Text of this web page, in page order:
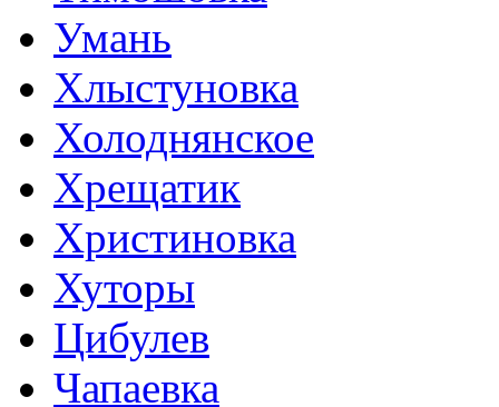
Умань
Хлыстуновка
Холоднянское
Хрещатик
Христиновка
Хуторы
Цибулев
Чапаевка